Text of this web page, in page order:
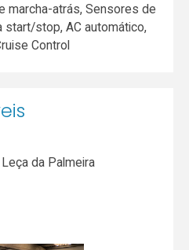
marcha-atrás, Sensores de
start/stop, AC automático,
Control
da Palmeira